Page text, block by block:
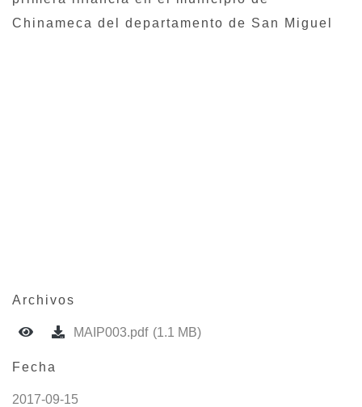
Chinameca del departamento de San Miguel
Archivos
MAIP003.pdf (1.1 MB)
Fecha
2017-09-15